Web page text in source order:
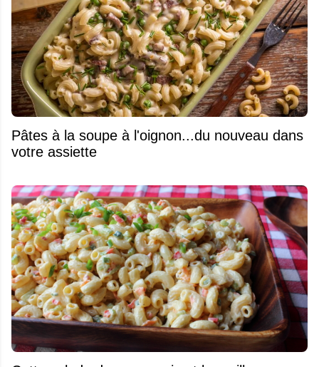
Pâtes à la soupe à l'oignon...du nouveau dans
votre assiette